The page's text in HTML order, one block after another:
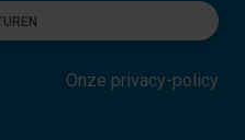
Onze privacy-policy